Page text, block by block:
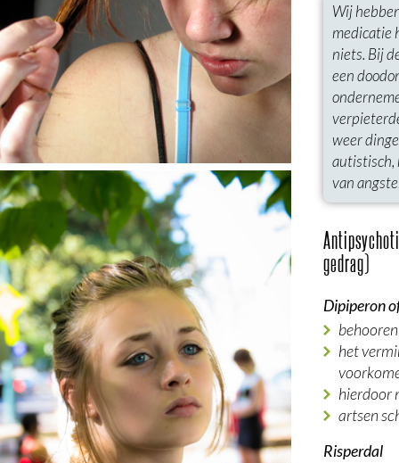
Wij
medicatie
niets. Bij
een
weer
autistisch,
van
gedrag)
Dipiperon
het
hierdoor
artsen
Risperdal